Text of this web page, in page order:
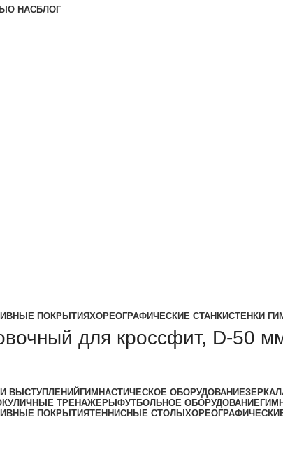
О НАСБЛОГ
ПОКРЫТИЯХОРЕОГРАФИЧЕСКИЕ СТАНКИСТЕНКИ
для кроссфит, D-50
ВЫСТУПЛЕНИЙ ГИМНАСТИЧЕСКОЕ ОБОРУДОВАНИЕ
УЛИЧНЫЕ ТРЕНАЖЕРЫ ФУТБОЛЬНОЕ ОБОРУДОВАНИЕ
ПОКРЫТИЯТЕННИСНЫЕ СТОЛЫ